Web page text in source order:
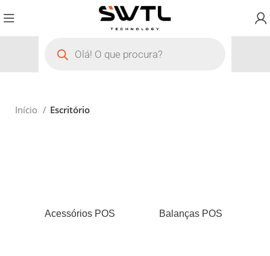
Início Escritório
Acessórios POS Balanças POS